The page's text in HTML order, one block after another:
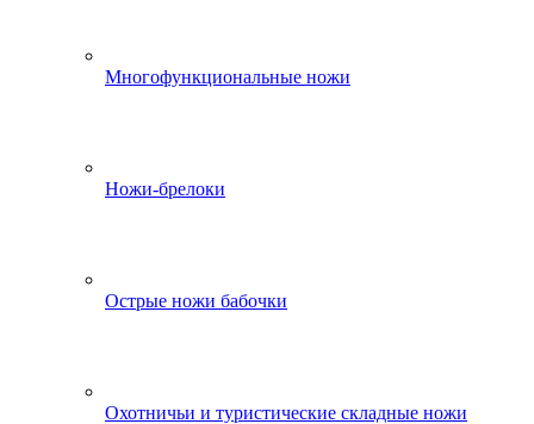
Многофункциональные ножи
Ножи-брелоки
Острые ножи бабочки
Охотничьи и туристические складные ножи